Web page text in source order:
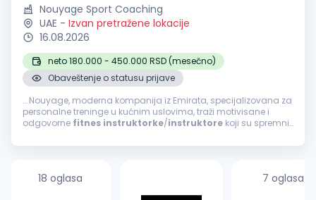
Nouyage Sport Coaching
UAE - Izvan pretražene lokacije
16.08.2026
neto 180.000 - 450.000 RSD (mesečno)
Obaveštenje o statusu prijave
...Nouyage, moderna kompanija iz Emirata, specijalizovana za
personalne treninge u kućnim uslovima, traži motivisane i
odgovorne fitnes instruktorke/instruktore koji su spremni
18 oglasa 7 oglasa